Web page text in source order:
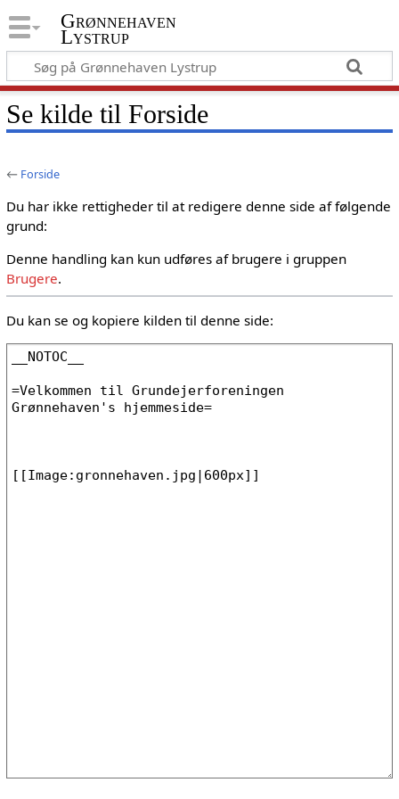
Grønnehaven
Lystrup
Se kilde til Forside
← Forside
Du har ikke rettigheder til at redigere denne side af følgende
grund:
Denne handling kan kun udføres af brugere i gruppen
Brugere.
Du kan se og kopiere kilden til denne side: